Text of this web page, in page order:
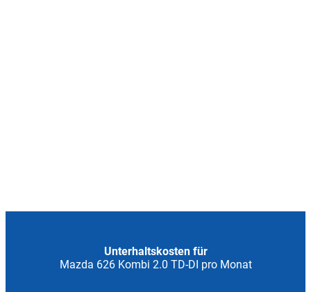
Unterhaltskosten für
Mazda 626 Kombi 2.0 TD-DI pro Monat